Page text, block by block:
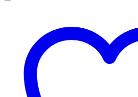
Produktseite
gewählt
werden